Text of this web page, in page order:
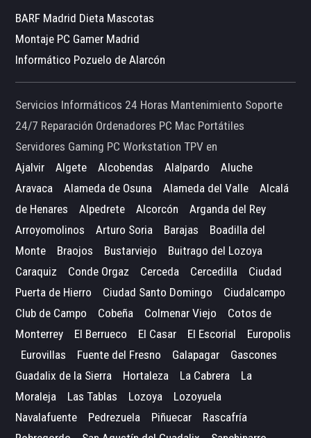
BARF Madrid Dieta Mascotas
Montaje PC Gamer Madrid
Informático Pozuelo de Alarcón
Servicios Informáticos 24 Horas Mantenimiento Soporte
24/7 Reparación Ordenadores PC Mac Portátiles
Servidores Gaming PC Workstation TPV en
Ajalvir
Algete Alcobendas Alalpardo
Aluche
Aravaca
Alameda de Osuna Alameda del Valle
Alcalá
de Henares
Alpedrete Alcorcón
Arganda del Rey
Arroyomolinos
Arturo Soria Barajas
Boadilla del
Monte
Braojos Bustarviejo
Buitrago del Lozoya
Caraquiz
Conde Orgaz Cerceda Cercedilla
Ciudad
Puerta de Hierro
Ciudad Santo Domingo
Ciudalcampo
Club de Campo
Cobeña Colmenar Viejo
Cotos de
Monterrey
El Berrueco El Casar El Escorial
Europolis
Eurovillas
Fuente del Fresno Galapagar
Gascones
Guadalix de la Sierra
Hortaleza La Cabrera
La
Moraleja
Las Tablas Lozoya
Lozoyuela
Navalafuente
Pedrezuela Piñuecar
Rascafría